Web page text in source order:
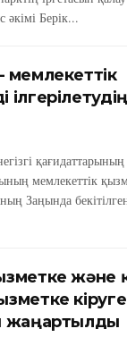
Берік...
мемлекеттік
мемлекеттік
Заңында
және
жаңартылды